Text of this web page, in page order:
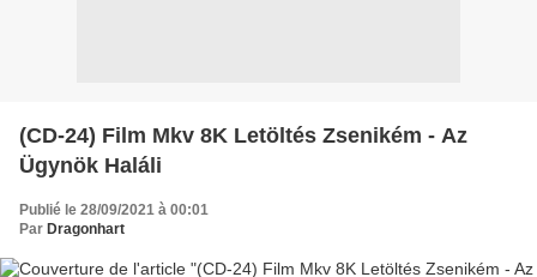
(CD-24) Film Mkv 8K Letöltés Zsenikém - Az
Ügynök Haláli
Publié le 28/09/2021 à 00:01
Par Dragonhart